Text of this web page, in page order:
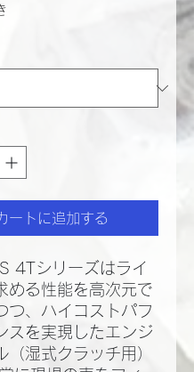
格
ートに追加する
4Tシリーズはライ
める性能を高次元で
つ、ハイコストパフ
スを実現したエンジ
（湿式クラッチ用）